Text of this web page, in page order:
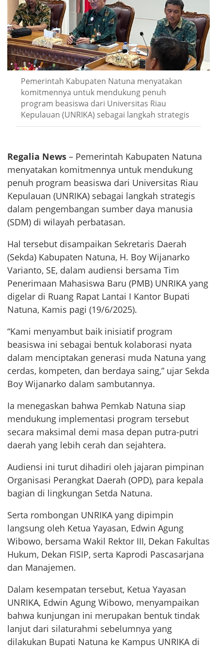
Pemerintah Kabupaten Natuna menyatakan
komitmennya untuk mendukung penuh
program beasiswa dari Universitas Riau
Kepulauan (UNRIKA) sebagai langkah strategis
Regalia News – Pemerintah Kabupaten Natuna
menyatakan komitmennya untuk mendukung
penuh program beasiswa dari Universitas Riau
Kepulauan (UNRIKA) sebagai langkah strategis
dalam pengembangan sumber daya manusia
(SDM) di wilayah perbatasan.
Hal tersebut disampaikan Sekretaris Daerah
(Sekda) Kabupaten Natuna, H. Boy Wijanarko
Varianto, SE, dalam audiensi bersama Tim
Penerimaan Mahasiswa Baru (PMB) UNRIKA yang
digelar di Ruang Rapat Lantai I Kantor Bupati
Natuna, Kamis pagi (19/6/2025).
“Kami menyambut baik inisiatif program
beasiswa ini sebagai bentuk kolaborasi nyata
dalam menciptakan generasi muda Natuna yang
cerdas, kompeten, dan berdaya saing,” ujar Sekda
Boy Wijanarko dalam sambutannya.
Ia menegaskan bahwa Pemkab Natuna siap
mendukung implementasi program tersebut
secara maksimal demi masa depan putra-putri
daerah yang lebih cerah dan sejahtera.
Audiensi ini turut dihadiri oleh jajaran pimpinan
Organisasi Perangkat Daerah (OPD), para kepala
bagian di lingkungan Setda Natuna.
Serta rombongan UNRIKA yang dipimpin
langsung oleh Ketua Yayasan, Edwin Agung
Wibowo, bersama Wakil Rektor III, Dekan Fakultas
Hukum, Dekan FISIP, serta Kaprodi Pascasarjana
dan Manajemen.
Dalam kesempatan tersebut, Ketua Yayasan
UNRIKA, Edwin Agung Wibowo, menyampaikan
bahwa kunjungan ini merupakan bentuk tindak
lanjut dari silaturahmi sebelumnya yang
dilakukan Bupati Natuna ke Kampus UNRIKA di